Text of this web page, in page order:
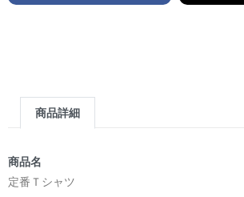
商品詳細
商品名
定番Ｔシャツ